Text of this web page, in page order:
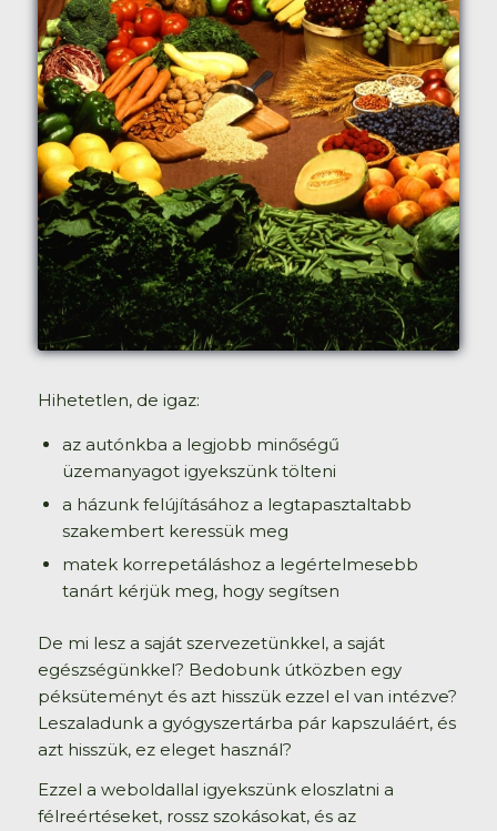
Hihetetlen, de igaz:
az autónkba a legjobb minőségű
üzemanyagot igyekszünk tölteni
a házunk felújításához a legtapasztaltabb
szakembert keressük meg
matek korrepetáláshoz a legértelmesebb
tanárt kérjük meg, hogy segítsen
De mi lesz a saját szervezetünkkel, a saját
egészségünkkel? Bedobunk útközben egy
péksüteményt és azt hisszük ezzel el van intézve?
Leszaladunk a gyógyszertárba pár kapszuláért, és
azt hisszük, ez eleget használ?
Ezzel a weboldallal igyekszünk eloszlatni a
félreértéseket, rossz szokásokat, és az